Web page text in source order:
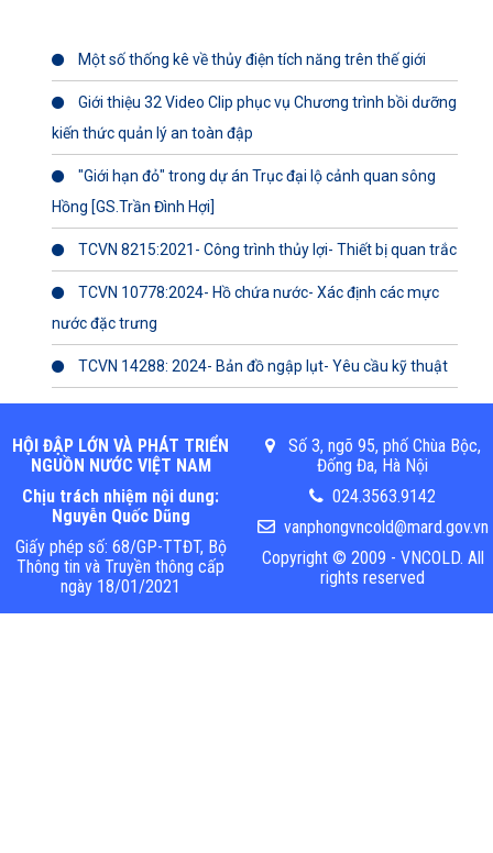
Một số thống kê về thủy điện tích năng trên thế giới
Giới thiệu 32 Video Clip phục vụ Chương trình bồi dưỡng
kiến thức quản lý an toàn đập
"Giới hạn đỏ" trong dự án Trục đại lộ cảnh quan sông
Hồng [GS.Trần Đình Hợi]
TCVN 8215:2021- Công trình thủy lợi- Thiết bị quan trắc
TCVN 10778:2024- Hồ chứa nước- Xác định các mực
nước đặc trưng
TCVN 14288: 2024- Bản đồ ngập lụt- Yêu cầu kỹ thuật
HỘI ĐẬP LỚN VÀ PHÁT TRIỂN
NGUỒN NƯỚC VIỆT NAM
Chịu trách nhiệm nội dung:
Nguyễn Quốc Dũng
Giấy phép số: 68/GP-TTĐT, Bộ
Thông tin và Truyền thông cấp
ngày 18/01/2021
Số 3, ngõ 95, phố Chùa Bộc,
Đống Đa, Hà Nội
024.3563.9142
vanphongvncold@mard.gov.vn
Copyright © 2009 - VNCOLD. All
rights reserved